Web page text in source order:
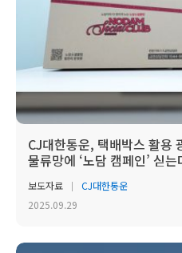
CJ대한통운, 택배박스 활용
물류망에 ‘노담 캠페인’ 싣는
보도자료
CJ대한통운
2025.09.29